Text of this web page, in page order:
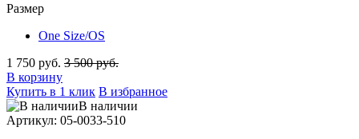
Размер
One Size/OS
1 750 руб. 3 500 руб.
В корзину
Купить в 1 клик В избранное
В наличии
Артикул: 05-0033-510